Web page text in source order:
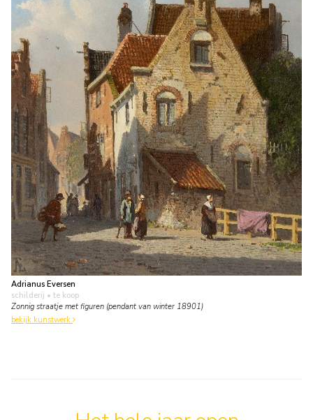
Adrianus Eversen
schilderij • te koop
Zonnig straatje met figuren (pendant van winter 18901)
bekijk kunstwerk